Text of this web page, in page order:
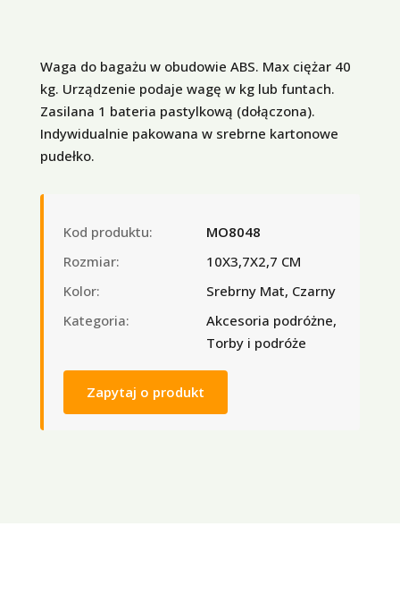
Waga do bagażu w obudowie ABS. Max ciężar 40
kg. Urządzenie podaje wagę w kg lub funtach.
Zasilana 1 bateria pastylkową (dołączona).
Indywidualnie pakowana w srebrne kartonowe
pudełko.
Kod produktu:
MO8048
Rozmiar:
10X3,7X2,7 CM
Kolor:
Srebrny Mat, Czarny
Kategoria:
Akcesoria podróżne,
Torby i podróże
Zapytaj o produkt